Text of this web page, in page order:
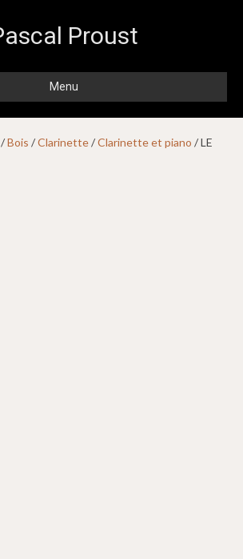
Proust
Menu
/Bois /Clarinette/Clarinette et piano / LE